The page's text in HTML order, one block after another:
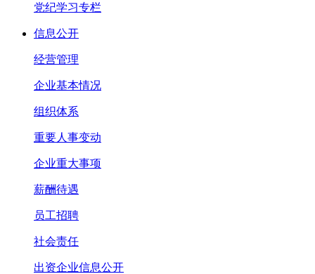
党纪学习专栏
信息公开
经营管理
企业基本情况
组织体系
重要人事变动
企业重大事项
薪酬待遇
员工招聘
社会责任
出资企业信息公开